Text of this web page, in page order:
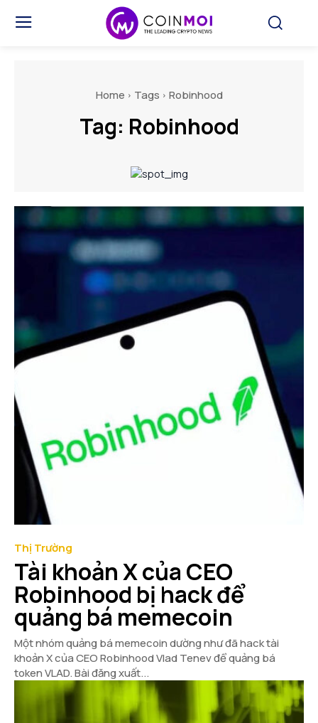
Home Tags Robinhood
Tag: Robinhood
Thị Trường
Tài khoản X của CEO
Robinhood bị hack để
quảng bá memecoin
Một nhóm quảng bá memecoin dường như đã hack tài
khoản X của CEO Robinhood Vlad Tenev để quảng bá
token VLAD. Bài đăng xuất...